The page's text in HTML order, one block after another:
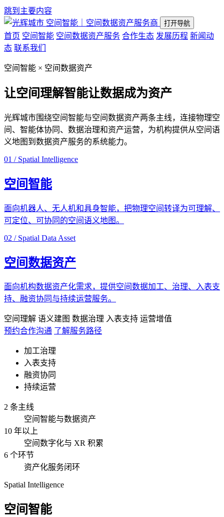
跳到主要内容
空间智能｜空间数据资产服务商
打开导航
首页 空间智能 空间数据资产服务 合作生态 发展历程 新闻动
态 联系我们
空间智能 × 空间数据资产
让空间理解智能让数据成为资产
光辉城市围绕空间智能与空间数据资产两条主线，连接物理空
间、智能体协同、数据治理和资产运营，为机构提供从空间语
义地图到数据资产服务的系统能力。
01 / Spatial Intelligence
空间智能
面向机器人、无人机和具身智能，把物理空间转译为可理解、
可定位、可协同的空间语义地图。
02 / Spatial Data Asset
空间数据资产
面向机构数据资产化需求，提供空间数据加工、治理、入表支
持、融资协同与持续运营服务。
空间理解 语义建图 数据治理 入表支持 运营增值
预约合作沟通 了解服务路径
加工治理
入表支持
融资协同
持续运营
2 条主线
空间智能与数据资产
10 年以上
空间数字化与 XR 积累
6 个环节
资产化服务闭环
Spatial Intelligence
空间智能